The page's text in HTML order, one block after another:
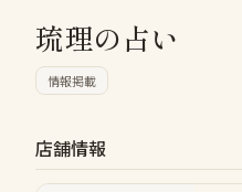
琉理の占い
情報掲載
店舗情報